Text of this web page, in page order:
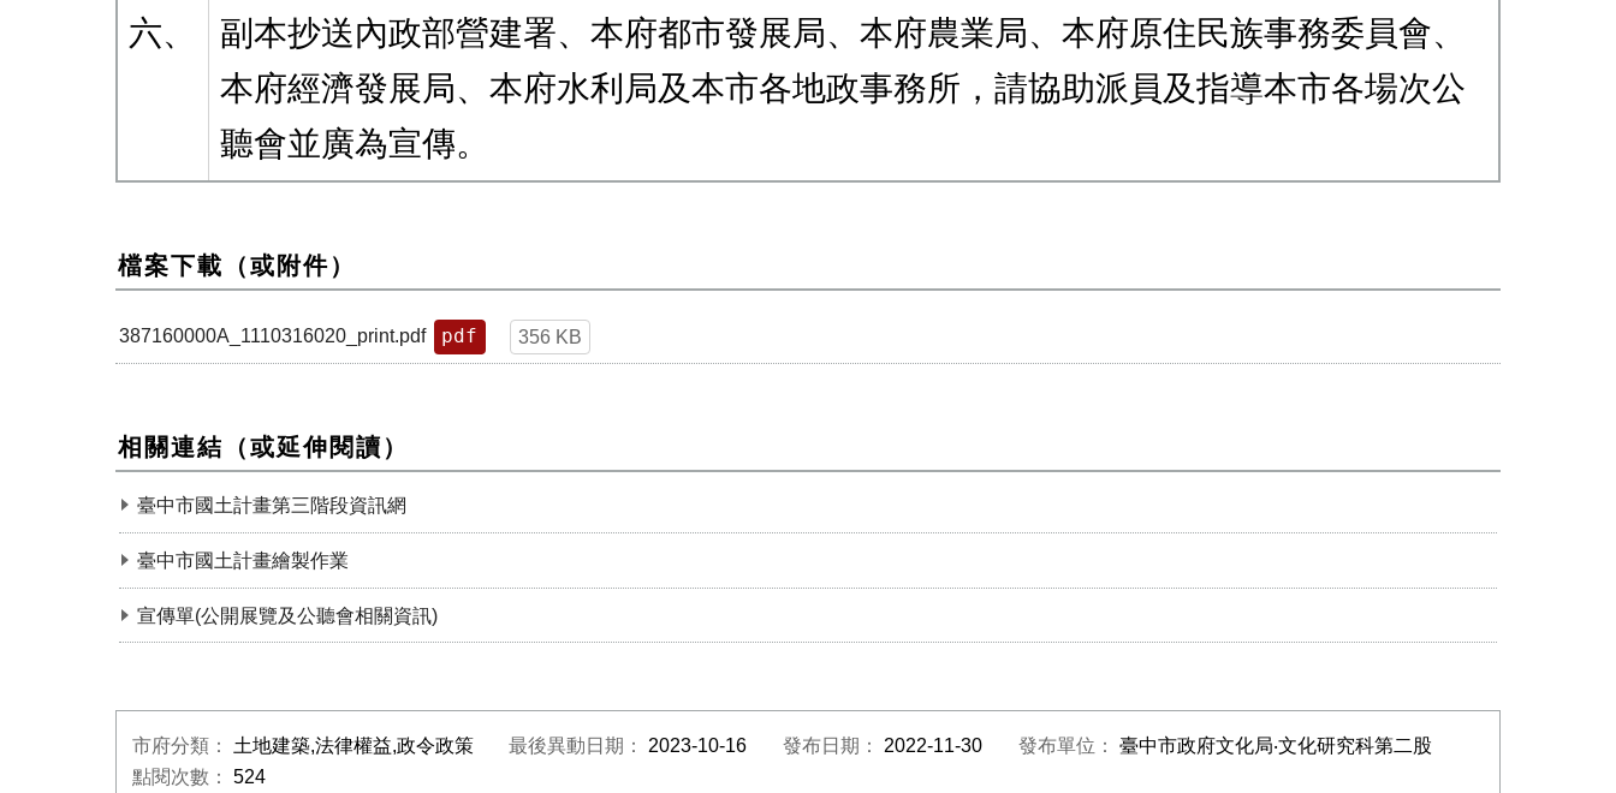
六、
副本抄送內政部營建署、本府都市發展局、本府農業局、本府原住民族事務委員會、
本府經濟發展局、本府水利局及本市各地政事務所，請協助派員及指導本市各場次公
聽會並廣為宣傳。
檔案下載（或附件）
387160000A_1110316020_print.pdf pdf 356 KB
相關連結（或延伸閱讀）
臺中市國土計畫第三階段資訊網
臺中市國土計畫繪製作業
宣傳單(公開展覽及公聽會相關資訊)
市府分類： 土地建築,法律權益,政令政策 最後異動日期： 2023-10-16 發布日期： 2022-11-30 發布單位： 臺中市政府文化局‧文化研究科第二股
點閱次數： 524